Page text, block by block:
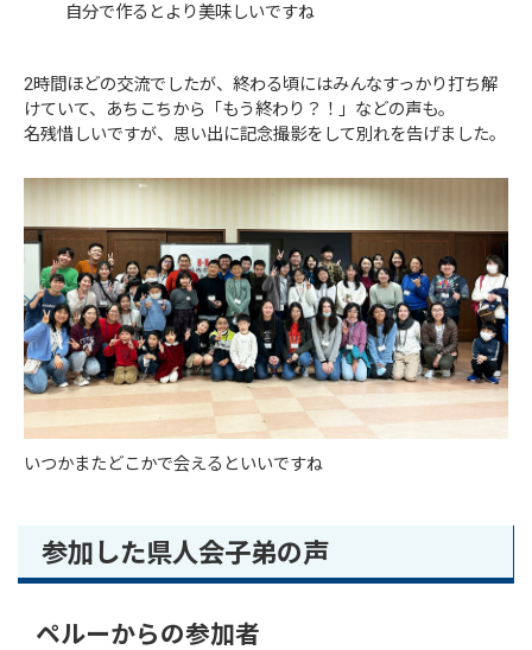
自分で作るとより美味しいですね
2時間ほどの交流でしたが、終わる頃にはみんなすっかり打ち解
けていて、あちこちから「もう終わり？！」などの声も。
名残惜しいですが、思い出に記念撮影をして別れを告げました。
いつかまたどこかで会えるといいですね
参加した県人会子弟の声
ペルーからの参加者